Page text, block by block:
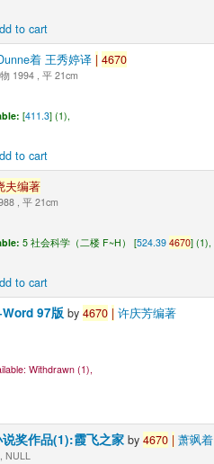
to cart
着 王秀婷译 | 4670
1994 , 平 21cm
[411.3] (1),
to cart
夫编著
, 平 21cm
5 社会科学（二楼 F~H） [524.39 4670] (1),
to cart
97版 by 4670 | 许庆芳编著
Withdrawn (1),
奖作品(1):霞飞之家 by 4670 | 萧飒着
NULL